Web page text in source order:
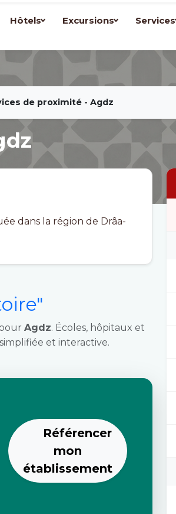
Hôtels Excursions Services
de proximité - Agdz
Agdz. Écoles, hôpitaux et
et interactive.
Référencer
mon
établissement